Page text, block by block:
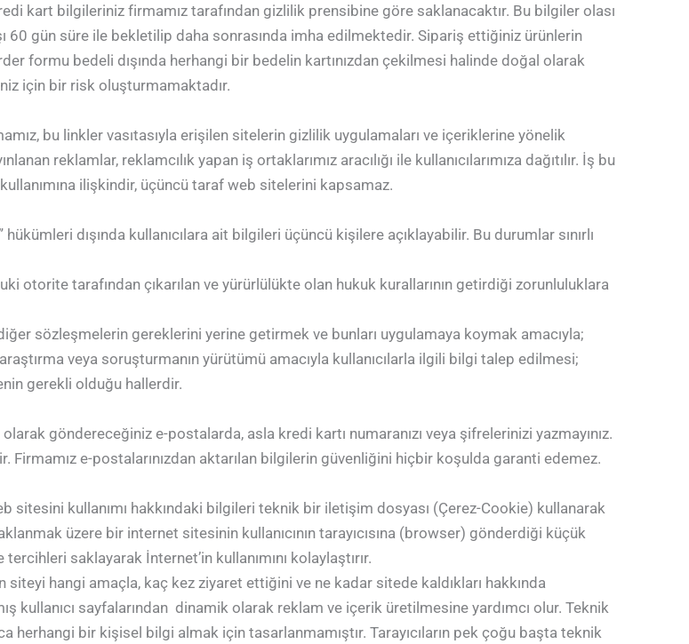
kart bilgileriniz firmamız tarafından gizlilik prensibine göre saklanacaktır. Bu bilgiler olası
60 gün süre ile bekletilip daha sonrasında imha edilmektedir. Sipariş ettiğiniz ürünlerin
formu bedeli dışında herhangi bir bedelin kartınızdan çekilmesi halinde doğal olarak
için bir risk oluşturmamaktadır.
bu linkler vasıtasıyla erişilen sitelerin gizlilik uygulamaları ve içeriklerine yönelik
reklamlar, reklamcılık yapan iş ortaklarımız aracılığı ile kullanıcılarımıza dağıtılır. İş bu
ilişkindir, üçüncü taraf web sitelerini kapsamaz.
dışında kullanıcılara ait bilgileri üçüncü kişilere açıklayabilir. Bu durumlar sınırlı
otorite tarafından çıkarılan ve yürürlülükte olan hukuk kurallarının getirdiği zorunluluklara
sözleşmelerin gereklerini yerine getirmek ve bunları uygulamaya koymak amacıyla;
veya soruşturmanın yürütümü amacıyla kullanıcılarla ilgili bilgi talep edilmesi;
gerekli olduğu hallerdir.
göndereceğiniz e-postalarda, asla kredi kartı numaranızı veya şifrelerinizi yazmayınız.
e-postalarınızdan aktarılan bilgilerin güvenliğini hiçbir koşulda garanti edemez.
sitesini kullanımı hakkındaki bilgileri teknik bir iletişim dosyası (Çerez-Cookie) kullanarak
üzere bir internet sitesinin kullanıcının tarayıcısına (browser) gönderdiği küçük
saklayarak İnternet’in kullanımını kolaylaştırır.
hangi amaçla, kaç kez ziyaret ettiğini ve ne kadar sitede kaldıkları hakkında
kullanıcı sayfalarından dinamik olarak reklam ve içerik üretilmesine yardımcı olur. Teknik
herhangi bir kişisel bilgi almak için tasarlanmamıştır. Tarayıcıların pek çoğu başta teknik